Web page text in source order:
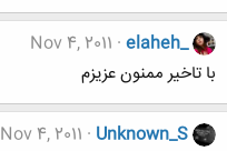
elaheh_
Nov 4, 2011
با تاخیر ممنون عزیزم
Unknown_S
Nov 4, 2011